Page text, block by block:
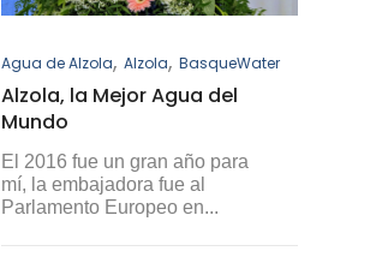
Agua de Alzola, Alzola, BasqueWater
Alzola, la Mejor Agua del
Mundo
El 2016 fue un gran año para
mí, la embajadora fue al
Parlamento Europeo en...